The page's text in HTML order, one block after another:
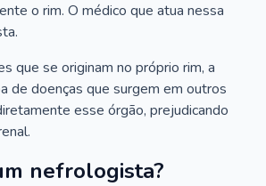
o rim. O médico que atua nessa
que se originam no próprio rim, a
de doenças que surgem em outros
esse órgão, prejudicando
nefrologista?